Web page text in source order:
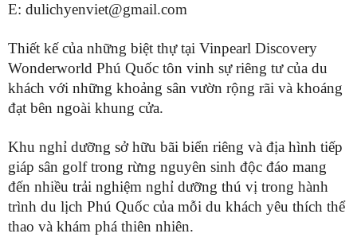
E: dulichyenviet@gmail.com
Thiết kế của những biệt thự tại Vinpearl Discovery
Wonderworld Phú Quốc tôn vinh sự riêng tư của du
khách với những khoảng sân vườn rộng rãi và khoáng
đạt bên ngoài khung cửa.
Khu nghỉ dưỡng sở hữu bãi biển riêng và địa hình tiếp
giáp sân golf trong rừng nguyên sinh độc đáo mang
đến nhiều trải nghiệm nghỉ dưỡng thú vị trong hành
trình du lịch Phú Quốc của mỗi du khách yêu thích thể
thao và khám phá thiên nhiên.